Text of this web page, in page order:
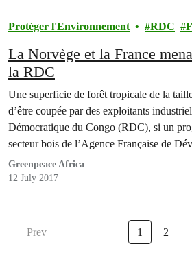
Protéger l'Environnement RDC
La Norvège et la France
la RDC
Une superficie de forêt tropicale de la
d’être coupée par des exploitants
Démocratique du Congo (RDC), si un
secteur bois de l’Agence Française de
financé par la Norvège, est adopté mardi
Kinshasa.
Greenpeace Africa
12 July 2017
Prev 1 2